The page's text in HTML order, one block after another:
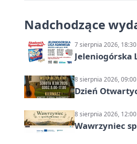
Nadchodzące
7 sierpnia 2026, 18:30
Jeleniogórska
8 sierpnia 2026, 09:00
Dzień
8 sierpnia 2026, 12:00
Wawrzyniec